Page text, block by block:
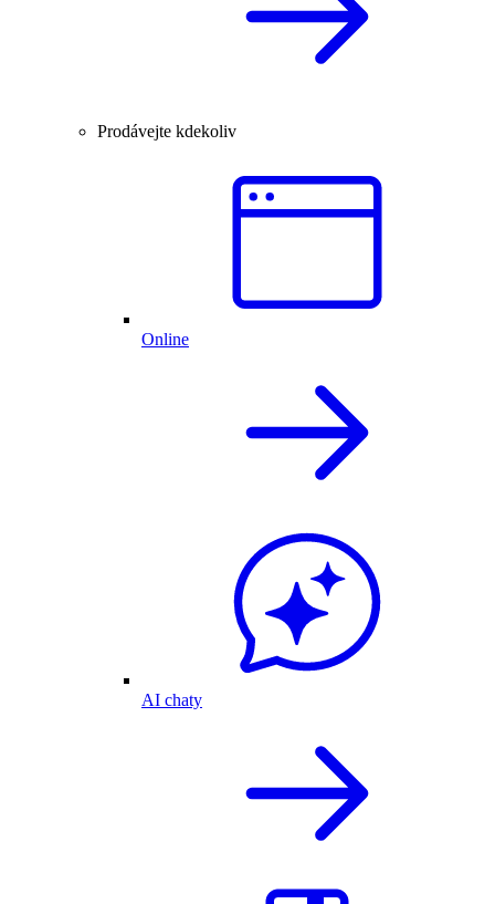
Prodávejte kdekoliv
Online
AI chaty